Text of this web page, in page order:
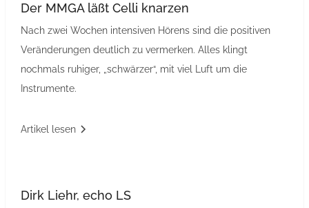
Der MMGA läßt Celli knarzen
Nach zwei Wochen intensiven Hörens sind die positiven
Veränderungen deutlich zu vermerken. Alles klingt
nochmals ruhiger, „schwärzer“, mit viel Luft um die
Instrumente.
Artikel lesen
Dirk Liehr, echo LS